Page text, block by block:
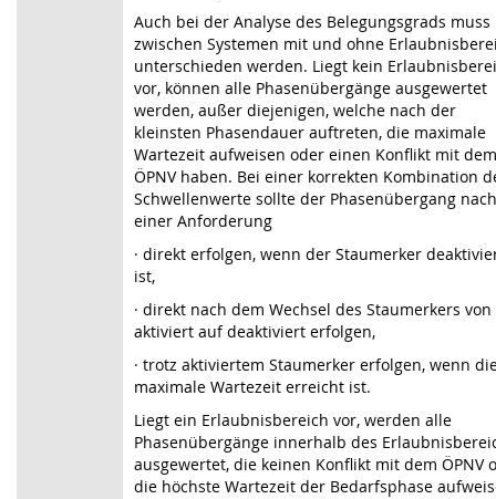
Auch bei der Analyse des Belegungsgrads muss
zwischen Systemen mit und ohne
unterschieden werden. Liegt kein
vor, können alle Phasenübergänge ausgewertet
werden, außer diejenigen, welche nach der
kleinsten Phasendauer auftreten, die maximale
Wartezeit aufweisen oder einen Konflikt mit dem
ÖPNV haben. Bei einer korrekten Kombination
Schwellenwerte sollte der Phasenübergang nach
einer Anforderung
· direkt erfolgen, wenn der Staumerker
ist,
· direkt nach dem Wechsel des Staumerkers von
aktiviert auf deaktiviert erfolgen,
· trotz aktiviertem Staumerker erfolgen, wenn
maximale Wartezeit erreicht ist.
Liegt ein Erlaubnisbereich vor, werden alle
Phasenübergänge innerhalb des
ausgewertet, die keinen Konflikt mit dem ÖPNV
die höchste Wartezeit der Bedarfsphase